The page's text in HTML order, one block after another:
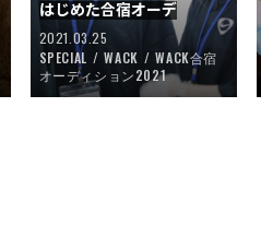
はじめた合宿オーデ
2021.03.25
SPECIAL
WACK
WACK合宿
オーディション2021